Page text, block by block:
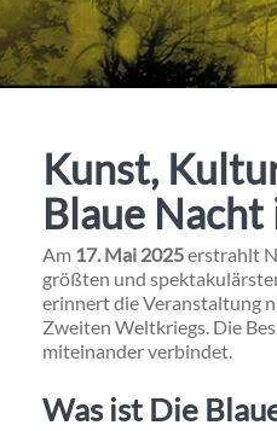
Kunst,
Blaue
Am 17. Mai 2025erstrahlt
größten und
erinnert die Veranstaltung
Zweiten Weltkriegs. Die
miteinander verbindet.
Was ist Die